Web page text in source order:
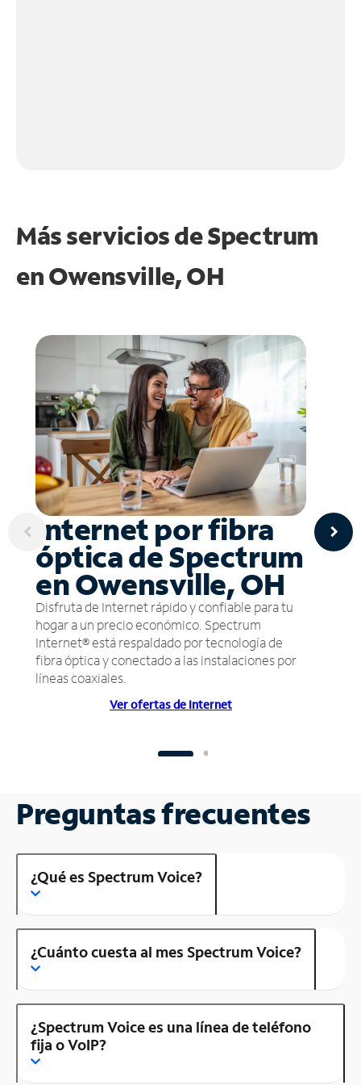
Más servicios de Spectrum
enOwensville, OH
Internet por fibra
óptica de Spectrum
en Owensville, OH
Disfruta de Internet rápido y confiable para tu
hogar a un precio económico. Spectrum
Internet® está respaldado por tecnología de
fibra óptica y conectado a las instalaciones por
líneas coaxiales.
Ver ofertas de Internet
Preguntas frecuentes
¿Qué es Spectrum Voice?
¿Cuánto cuesta al mes Spectrum Voice?
¿Spectrum Voice es una línea de teléfono
fija o VoIP?